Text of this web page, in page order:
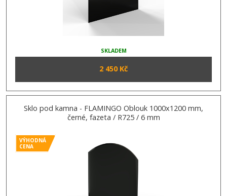
SKLADEM
2 450 Kč
Sklo pod kamna - FLAMINGO Oblouk 1000x1200 mm,
černé, fazeta / R725 / 6 mm
VÝHODNÁ
CENA